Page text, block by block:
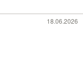
18.06.2026